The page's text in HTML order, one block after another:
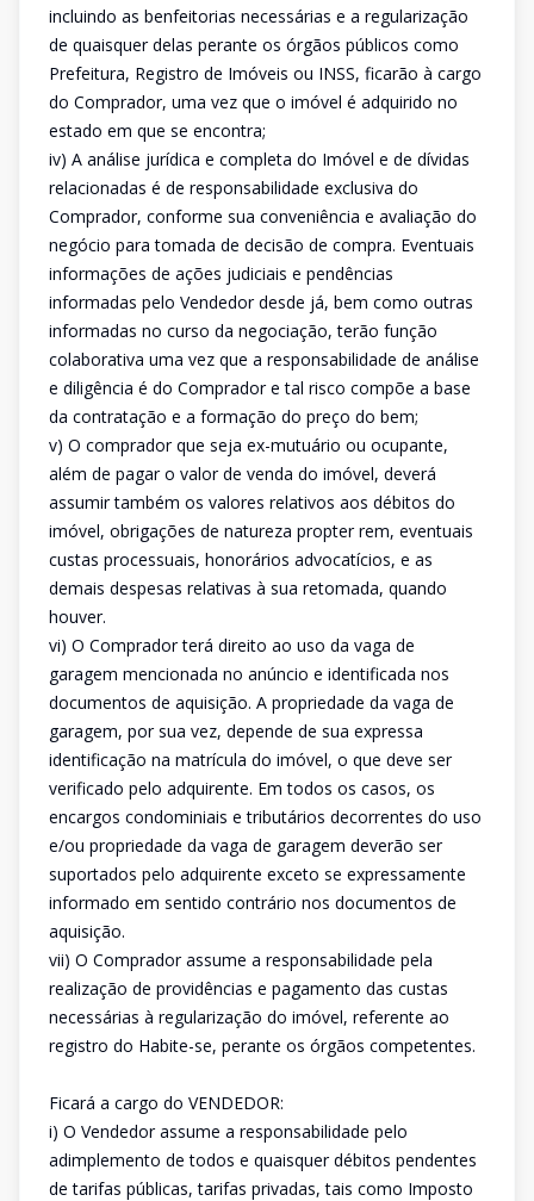
incluindo as benfeitorias necessárias e a regularização
de quaisquer delas perante os órgãos públicos como
Prefeitura, Registro de Imóveis ou INSS, ficarão à cargo
do Comprador, uma vez que o imóvel é adquirido no
estado em que se encontra;
iv) A análise jurídica e completa do Imóvel e de dívidas
relacionadas é de responsabilidade exclusiva do
Comprador, conforme sua conveniência e avaliação do
negócio para tomada de decisão de compra. Eventuais
informações de ações judiciais e pendências
informadas pelo Vendedor desde já, bem como outras
informadas no curso da negociação, terão função
colaborativa uma vez que a responsabilidade de análise
e diligência é do Comprador e tal risco compõe a base
da contratação e a formação do preço do bem;
v) O comprador que seja ex-mutuário ou ocupante,
além de pagar o valor de venda do imóvel, deverá
assumir também os valores relativos aos débitos do
imóvel, obrigações de natureza propter rem, eventuais
custas processuais, honorários advocatícios, e as
demais despesas relativas à sua retomada, quando
houver.
vi) O Comprador terá direito ao uso da vaga de
garagem mencionada no anúncio e identificada nos
documentos de aquisição. A propriedade da vaga de
garagem, por sua vez, depende de sua expressa
identificação na matrícula do imóvel, o que deve ser
verificado pelo adquirente. Em todos os casos, os
encargos condominiais e tributários decorrentes do uso
e/ou propriedade da vaga de garagem deverão ser
suportados pelo adquirente exceto se expressamente
informado em sentido contrário nos documentos de
aquisição.
vii) O Comprador assume a responsabilidade pela
realização de providências e pagamento das custas
necessárias à regularização do imóvel, referente ao
registro do Habite-se, perante os órgãos competentes.
Ficará a cargo do VENDEDOR:
i) O Vendedor assume a responsabilidade pelo
adimplemento de todos e quaisquer débitos pendentes
de tarifas públicas, tarifas privadas, tais como Imposto